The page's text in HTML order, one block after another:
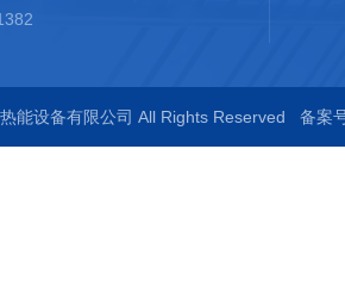
能设备有限公司 All Rights Reserved 备案